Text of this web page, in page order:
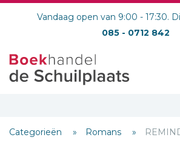
Vandaag open van 9:00 - 17:30.
085 - 0712 842
Categorieën Romans